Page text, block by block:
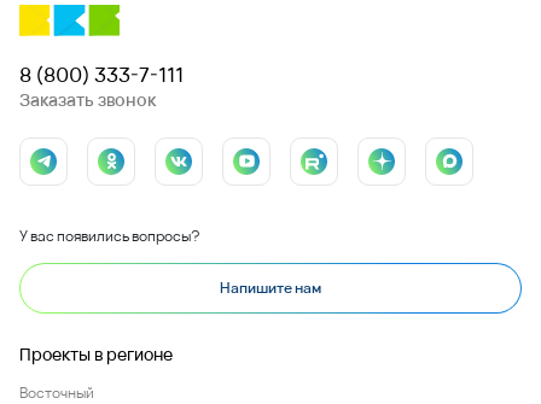
8 (800) 333-7-111
Заказать звонок
У вас появились вопросы?
Напишите нам
Проекты в регионе
Восточный